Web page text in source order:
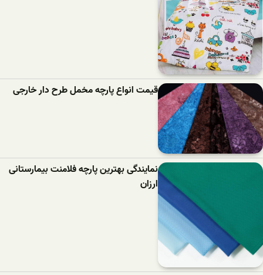
قیمت انواع پارچه مخمل طرح دار خارجی
نمایندگی بهترین پارچه فلامنت بیمارستانی
ارزان